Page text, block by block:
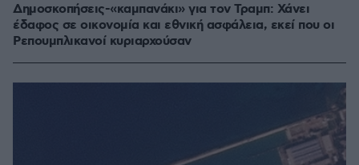
Δημοσκοπήσεις-«καμπανάκι» για τον Τραμπ: Χάνει
έδαφος σε οικονομία και εθνική ασφάλεια, εκεί που οι
Ρεπουμπλικανοί κυριαρχούσαν